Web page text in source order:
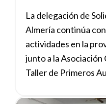
La delegación de
Almería continúa
actividades en la
junto a la Asociación
Taller de Primeros